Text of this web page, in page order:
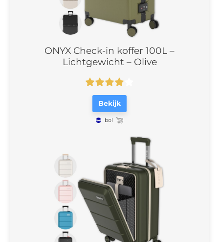
ONYX Check-in koffer 100L –
Lichtgewicht – Olive
Bekijk
bol